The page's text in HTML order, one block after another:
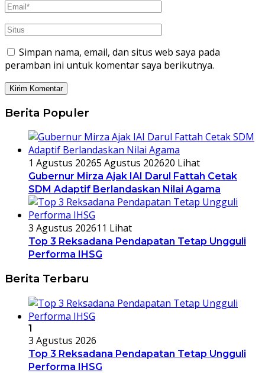
Simpan nama, email, dan situs web saya pada
peramban ini untuk komentar saya berikutnya.
Berita Populer
1 Agustus 20265 Agustus 202620 Lihat
Gubernur Mirza Ajak IAI Darul Fattah Cetak
SDM Adaptif Berlandaskan Nilai Agama
3 Agustus 202611 Lihat
Top 3 Reksadana Pendapatan Tetap Ungguli
Performa IHSG
Berita Terbaru
1
3 Agustus 2026
Top 3 Reksadana Pendapatan Tetap Ungguli
Performa IHSG